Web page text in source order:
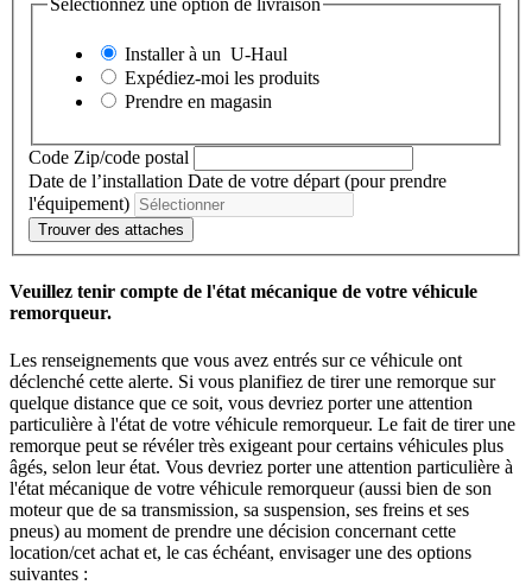
Sélectionnez une option de livraison
Installer à un U-Haul
Expédiez-moi les produits
Prendre en magasin
Code Zip/code postal
Date de l’installation Date de votre départ (pour prendre
l'équipement)
Trouver des attaches
Veuillez tenir compte de l'état mécanique de votre véhicule
remorqueur.
Les renseignements que vous avez entrés sur ce véhicule ont
déclenché cette alerte. Si vous planifiez de tirer une remorque sur
quelque distance que ce soit, vous devriez porter une attention
particulière à l'état de votre véhicule remorqueur. Le fait de tirer une
remorque peut se révéler très exigeant pour certains véhicules plus
âgés, selon leur état. Vous devriez porter une attention particulière à
l'état mécanique de votre véhicule remorqueur (aussi bien de son
moteur que de sa transmission, sa suspension, ses freins et ses
pneus) au moment de prendre une décision concernant cette
location/cet achat et, le cas échéant, envisager une des options
suivantes :